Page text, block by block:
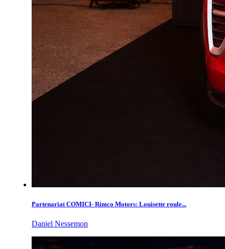
Partenariat COMICI- Rimco Motors: Louisette roule...
Daniel Nessemon